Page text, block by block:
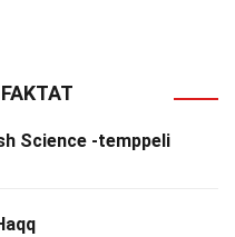
Science -temppeli